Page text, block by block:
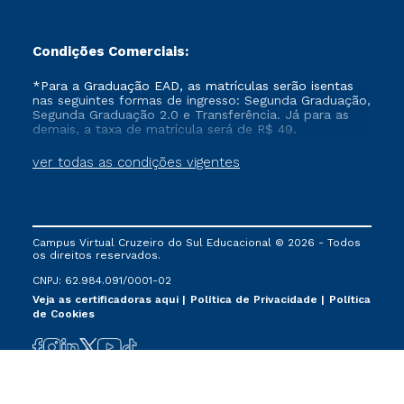
Condições Comerciais:
ver todas as condições vigentes
*Para a Graduação EAD, as matrículas serão isentas
nas seguintes formas de ingresso: Segunda Graduação,
Segunda Graduação 2.0 e Transferência. Já para as
demais, a taxa de matrícula será de R$ 49.
Campus Virtual Cruzeiro do Sul Educacional © 2026 - Todos
os direitos reservados.
CNPJ: 62.984.091/0001-02
Veja as certificadoras aqui
Política de Privacidade
Política
de Cookies